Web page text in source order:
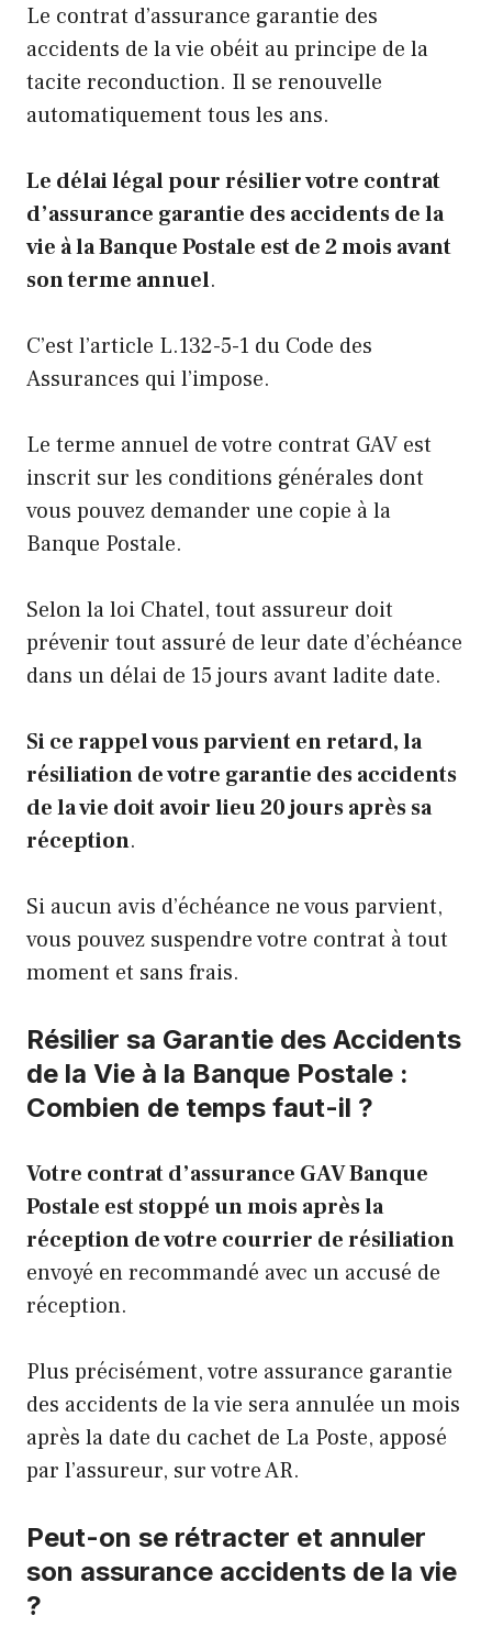
Le contrat d’assurance garantie des
accidents de la vie obéit au principe de la
tacite reconduction. Il se renouvelle
automatiquement tous les ans.
Le délai légal pour résilier votre contrat
d’assurance garantie des accidents de la
vie à la Banque Postale est de 2 mois avant
son terme annuel.
C’est l’article L.132-5-1 du Code des
Assurances qui l’impose.
Le terme annuel de votre contrat GAV est
inscrit sur les conditions générales dont
vous pouvez demander une copie à la
Banque Postale.
Selon la loi Chatel, tout assureur doit
prévenir tout assuré de leur date d’échéance
dans un délai de 15 jours avant ladite date.
Si ce rappel vous parvient en retard, la
résiliation de votre garantie des accidents
de la vie doit avoir lieu 20 jours après sa
réception.
Si aucun avis d’échéance ne vous parvient,
vous pouvez suspendre votre contrat à tout
moment et sans frais.
Résilier sa Garantie des Accidents
de la Vie à la Banque Postale :
Combien de temps faut-il ?
Votre contrat d’assurance GAV Banque
Postale est stoppé un mois après la
réception de votre courrier de résiliation
envoyé en recommandé avec un accusé de
réception.
Plus précisément, votre assurance garantie
des accidents de la vie sera annulée un mois
après la date du cachet de La Poste, apposé
par l’assureur, sur votre AR.
Peut-on se rétracter et annuler
son assurance accidents de la vie
?